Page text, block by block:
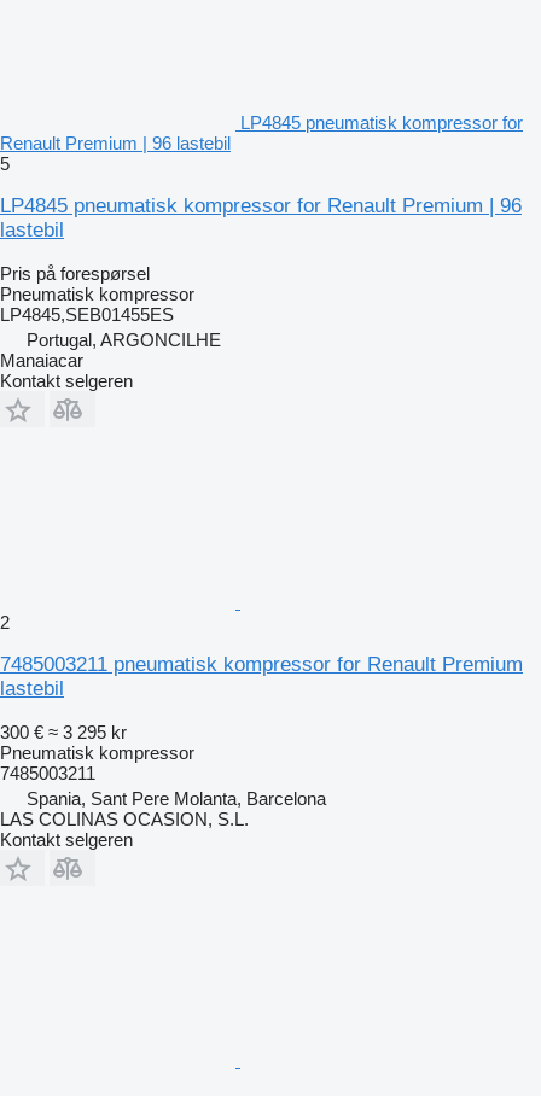
LP4845 pneumatisk kompressor for
Renault Premium | 96 lastebil
5
LP4845 pneumatisk kompressor for Renault Premium | 96
lastebil
Pris på forespørsel
Pneumatisk kompressor
LP4845,SEB01455ES
Portugal, ARGONCILHE
Manaiacar
Kontakt selgeren
2
7485003211 pneumatisk kompressor for Renault Premium
lastebil
300 € ≈ 3 295 kr
Pneumatisk kompressor
7485003211
Spania, Sant Pere Molanta, Barcelona
LAS COLINAS OCASION, S.L.
Kontakt selgeren